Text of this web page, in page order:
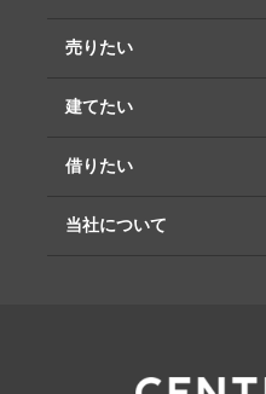
売りたい
建てたい
借りたい
当社について